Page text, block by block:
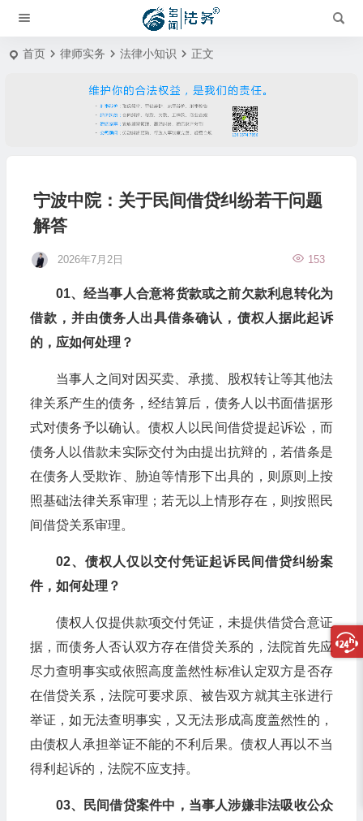
首页 律师实务 法律小知识 正文
宁波中院：关于民间借贷纠纷若干问题
解答
2026年7月2日 153
01、经当事人合意将货款或之前欠款利息转化为
借款，并由债务人出具借条确认，债权人据此起诉
的，应如何处理？
当事人之间对因买卖、承揽、股权转让等其他法
律关系产生的债务，经结算后，债务人以书面借据形
式对债务予以确认。债权人以民间借贷提起诉讼，而
债务人以借款未实际交付为由提出抗辩的，若借条是
在债务人受欺诈、胁迫等情形下出具的，则原则上按
照基础法律关系审理；若无以上情形存在，则按照民
间借贷关系审理。
02、债权人仅以交付凭证起诉民间借贷纠纷案
件，如何处理？
债权人仅提供款项交付凭证，未提供借贷合意证
据，而债务人否认双方存在借贷关系的，法院首先应
尽力查明事实或依照高度盖然性标准认定双方是否存
在借贷关系，法院可要求原、被告双方就其主张进行
举证，如无法查明事实，又无法形成高度盖然性的，
由债权人承担举证不能的不利后果。债权人再以不当
得利起诉的，法院不应支持。
03、民间借贷案件中，当事人涉嫌非法吸收公众